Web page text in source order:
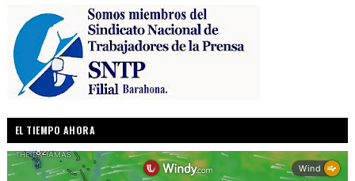
EL TIEMPO AHORA